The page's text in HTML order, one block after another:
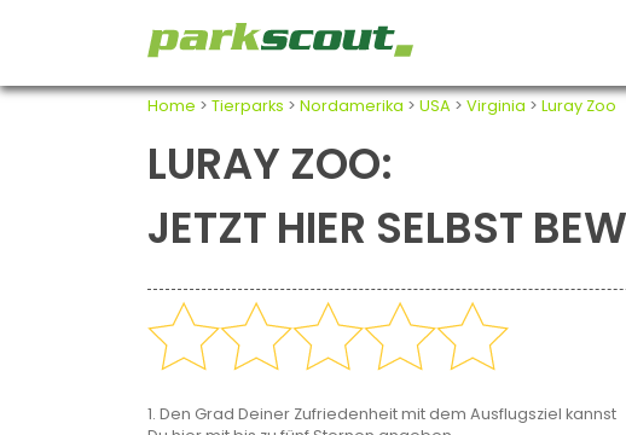
Home > Tierparks > Nordamerika > USA > Virginia > Luray Zoo
LURAY ZOO:
JETZT HIER SELBST
1. Den Grad Deiner Zufriedenheit mit dem Ausflugsziel kannst